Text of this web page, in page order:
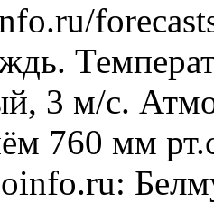
3 м/с.
760 мм